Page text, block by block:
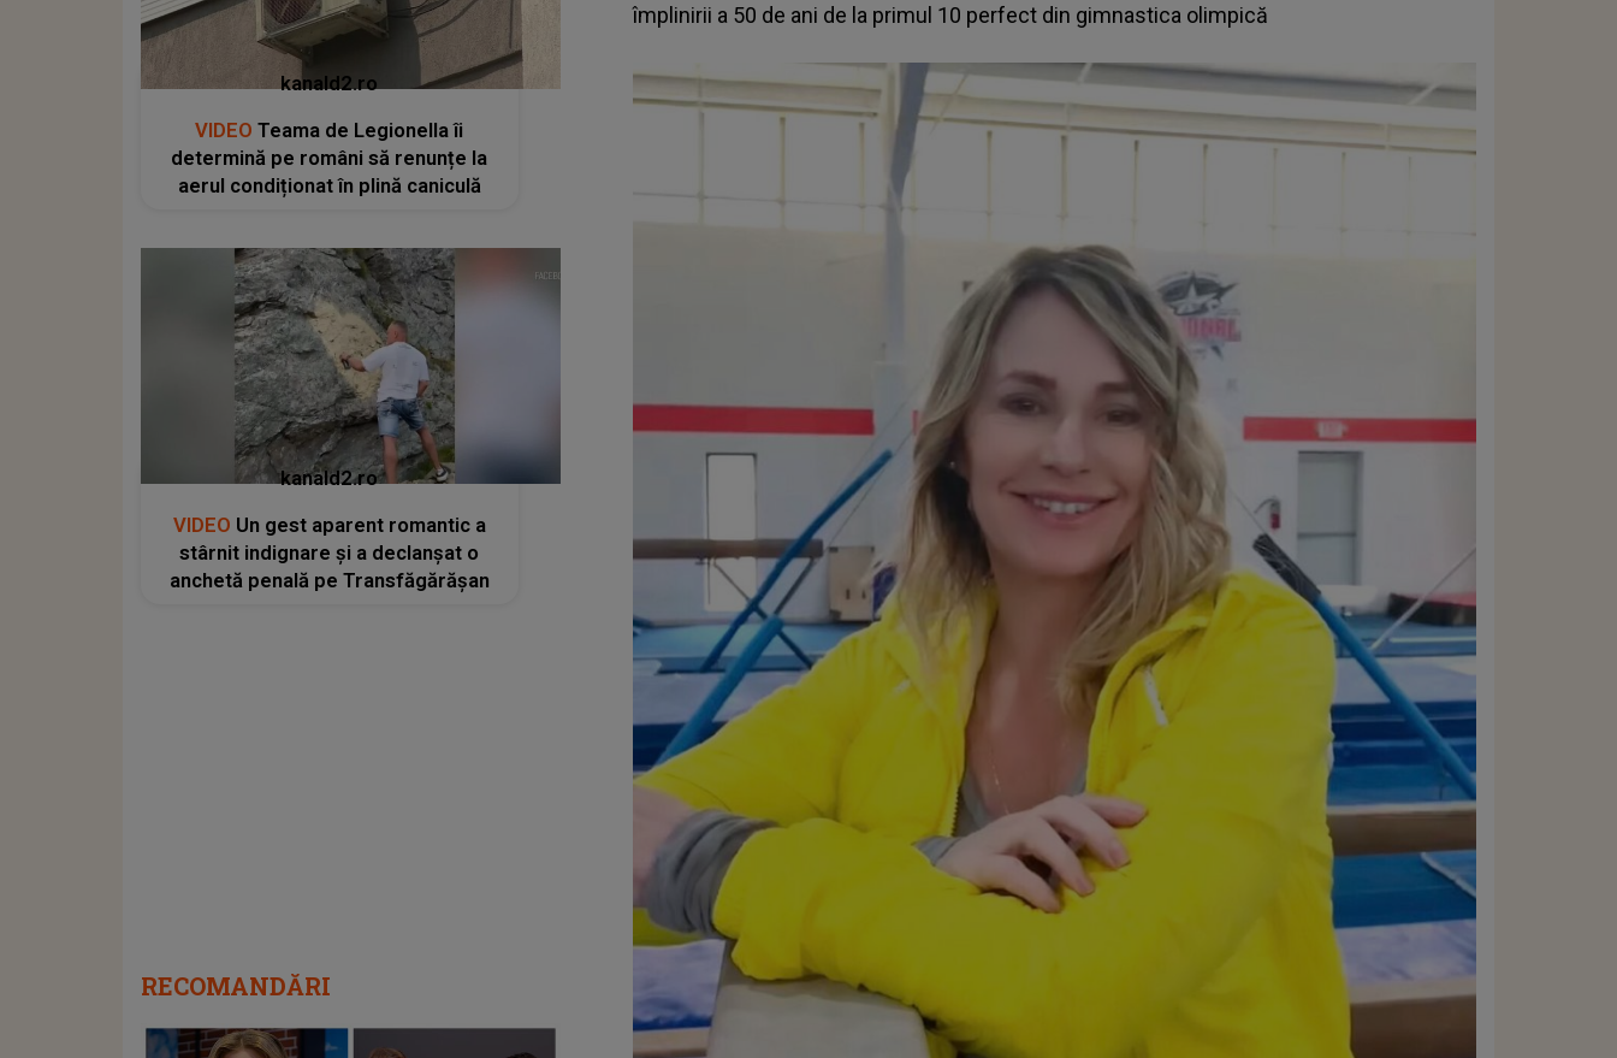
împlinirii a 50 de ani de la primul 10 perfect din gimnastica olimpică
kanald2.ro
VIDEO Teama de Legionella îi
determină pe români să renunțe la
aerul condiționat în plină caniculă
kanald2.ro
VIDEO Un gest aparent romantic a
stârnit indignare și a declanșat o
anchetă penală pe Transfăgărășan
RECOMANDĂRI